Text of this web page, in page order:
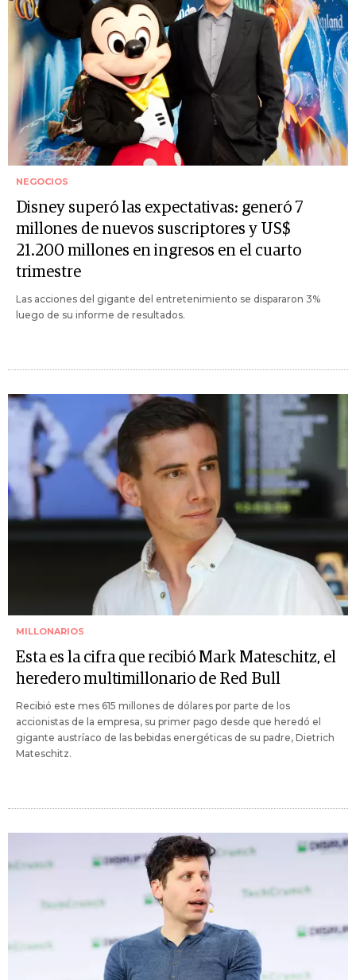
NEGOCIOS
Disney superó las expectativas: generó 7
millones de nuevos suscriptores y US$
21.200 millones en ingresos en el cuarto
trimestre
Las acciones del gigante del entretenimiento se dispararon 3%
luego de su informe de resultados.
MILLONARIOS
Esta es la cifra que recibió Mark Mateschitz, el
heredero multimillonario de Red Bull
Recibió este mes 615 millones de dólares por parte de los
accionistas de la empresa, su primer pago desde que heredó el
gigante austríaco de las bebidas energéticas de su padre, Dietrich
Mateschitz.